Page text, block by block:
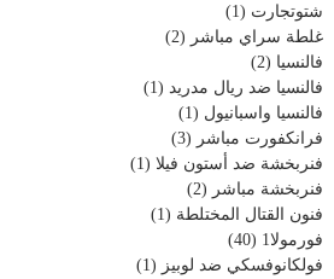
شتوتجارت (1)
غلطة سراي مباشر (2)
فالنسيا (2)
فالنسيا ضد ريال مدريد (1)
فالنسيا واسبانيول (1)
فرانكفورت مباشر (3)
فنربخشة ضد أستون فيلا (1)
فنربخشة مباشر (2)
فنون القتال المختلطة (1)
فورمولا1
(40)
فولكانوفسكي ضد لوبيز (1)